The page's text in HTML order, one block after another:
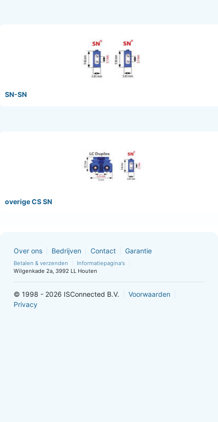
SN-SN
overige CS SN
Over ons Bedrijven Contact Garantie
Betalen & verzenden
Informatiepagina's
Wilgenkade 2a, 3992 LL Houten
© 1998 - 2026 ISConnected B.V.
Voorwaarden
Privacy